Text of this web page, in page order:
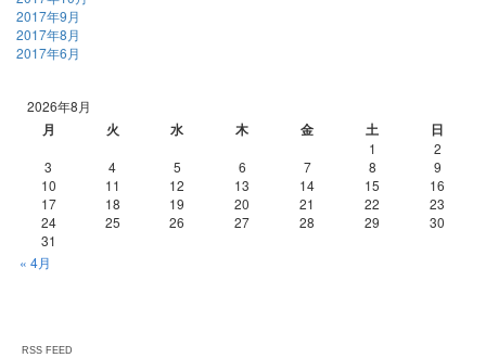
2017年9月
2017年8月
2017年6月
2026年8月
月 火 水 木 金 土 日
« 4月
1
2
3
4 5 6 7 8
9
10
11 12 13 14 15
16
17
18 19 20 21 22
23
24
25 26 27 28 29
30
31
RSS FEED